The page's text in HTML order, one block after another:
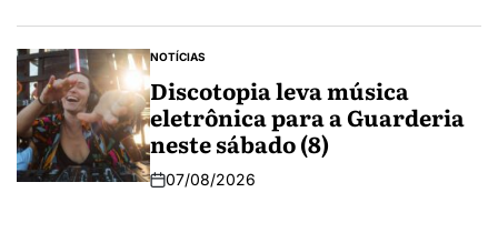
NOTÍCIAS
Discotopia leva música
eletrônica para a Guarderia
neste sábado (8)
07/08/2026